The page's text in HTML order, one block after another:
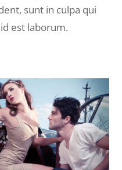
sunt in culpa qui
est laborum.